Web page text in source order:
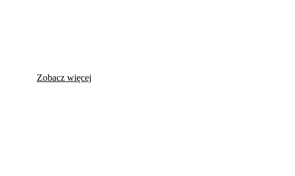
Zobacz więcej